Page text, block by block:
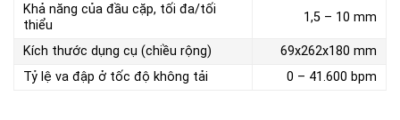
Khả năng của đầu cặp, tối đa/tối
thiểu
1,5 – 10 mm
Kích thước dụng cụ (chiều rộng)
69x262x180 mm
Tỷ lệ va đập ở tốc độ không tải
0 – 41.600 bpm